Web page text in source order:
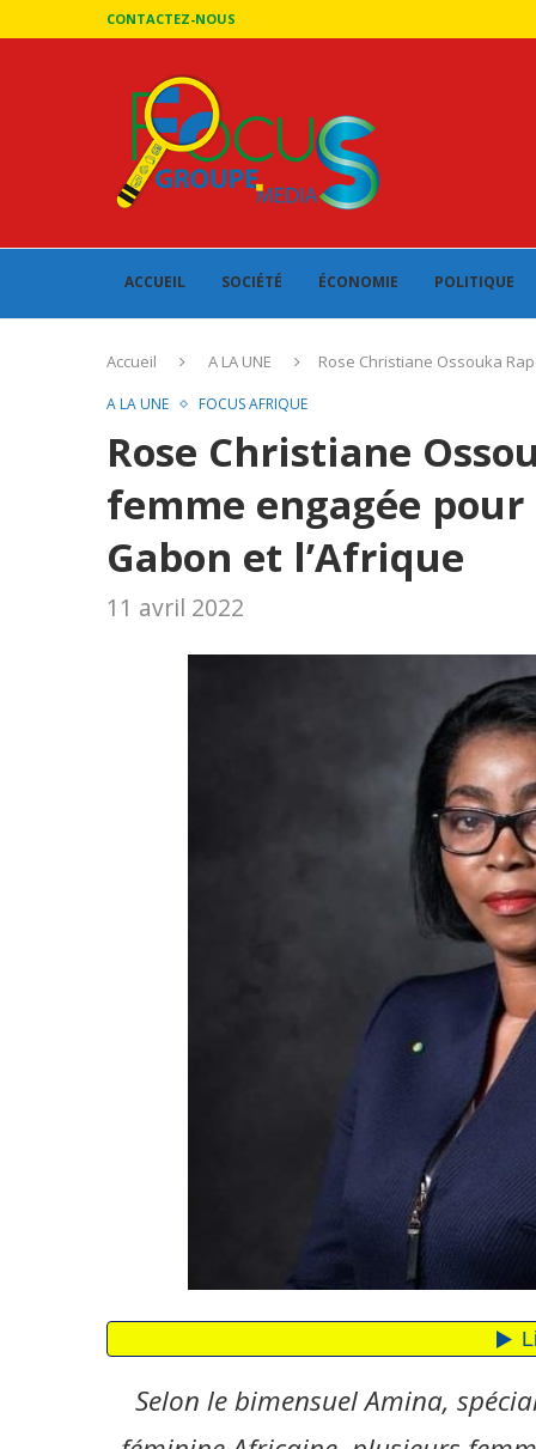
CONTACTEZ-NOUS
ACCUEIL SOCIÉTÉ ÉCONOMIE POLITIQUE
Accueil A LA UNE Rose Christiane Ossouka
A LA UNE FOCUS AFRIQUE
Rose Christiane
femme engagée
Gabon et l’Afrique
11 avril 2022
Selon le bimensuel Amina,